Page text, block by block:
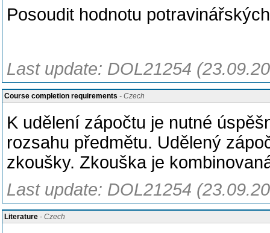
Posoudit hodnotu
Last update: DOL21254
Course completion requirements - Czech
K udělení zápočtu je nutné
rozsahu předmětu. Udělený
zkoušky. Zkouška je
Last update: DOL21254
Literature - Czech